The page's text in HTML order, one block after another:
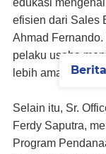
edukasi
efisien dari Sales
Ahmad
pelaku usaha
lebih aman,
Selain itu, Sr.
Ferdy Saputra,
Program